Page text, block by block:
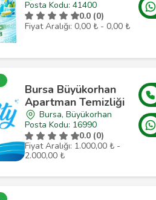
Posta Kodu: 41400
0.0 (0)
Fiyat Aralığı: 0,00 ₺ - 0,00 ₺
Bursa Büyükorhan
Apartman Temizliği
Bursa, Büyükorhan
Posta Kodu: 16990
0.0 (0)
Fiyat Aralığı: 1.000,00 ₺ -
2.000,00 ₺